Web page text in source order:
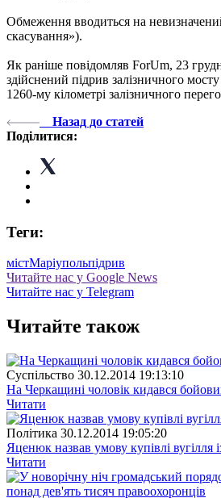
Обмеження вводиться на
скасування»).
Як раніше повідомляв ForUm, 23
здійснений підрив залізничного
1260-му кілометрі залізничного
Назад до статей
Поділитися:
Теги:
містМаріупольпідрив
Читайте нас у Google News
Читайте нас у Telegram
Читайте також
Суспiльство 30.12.2014 19:13:10
На Черкащині чоловік кидався
Читати
Полiтика 30.12.2014 19:05:20
Яценюк назвав умову купівлі вугілля
Читати